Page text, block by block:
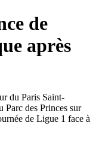
de
après
du Paris Saint-
Parc des Princes sur
de Ligue 1 face à